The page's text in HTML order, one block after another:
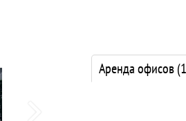
Аренда офисов